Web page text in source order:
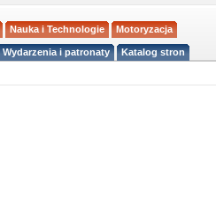
Nauka i Technologie Motoryzacja
Wydarzenia i patronaty Katalog stron